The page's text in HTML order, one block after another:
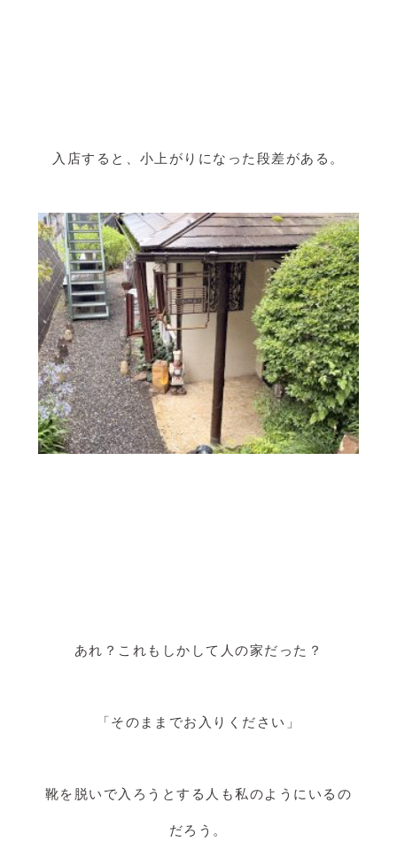
入店すると、小上がりになった段差がある。
あれ？これもしかして人の家だった？
「そのままでお入りください」
靴を脱いで入ろうとする人も私のようにいるの
だろう。